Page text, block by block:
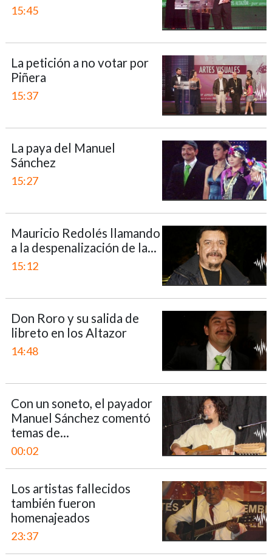
15:45
La petición a no votar por
Piñera
15:37
La paya del Manuel
Sánchez
15:27
Mauricio Redolés llamando
a la despenalización de la...
15:12
Don Roro y su salida de
libreto en los Altazor
14:48
Con un soneto, el payador
Manuel Sánchez comentó
temas de...
00:02
Los artistas fallecidos
también fueron
homenajeados
23:37